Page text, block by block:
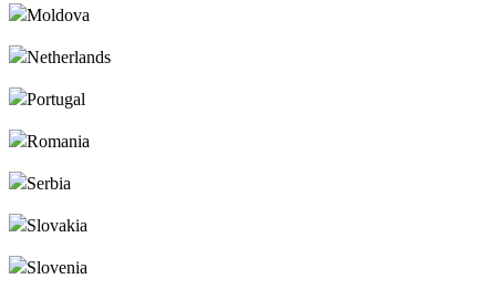
Moldova
Netherlands
Portugal
Romania
Serbia
Slovakia
Slovenia